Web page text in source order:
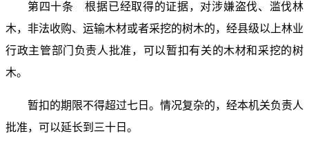
第四十条 根据已经取得的证据，对涉嫌盗伐、滥伐林
木，非法收购、运输木材或者采挖的树木的，经县级以上林业
行政主管部门负责人批准，可以暂扣有关的木材和采挖的树
木。
暂扣的期限不得超过七日。情况复杂的，经本机关负责人
批准，可以延长到三十日。